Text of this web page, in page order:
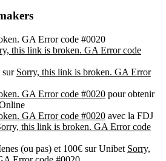
GA Error code #0020
this link is broken. GA Error code
sur Sorry, this link is broken. GA Error
GA Error code #0020 pour obtenir
GA Error code #0020 avec la FDJ
this link is broken. GA Error code
(ou pas) et 100€ sur Unibet Sorry,